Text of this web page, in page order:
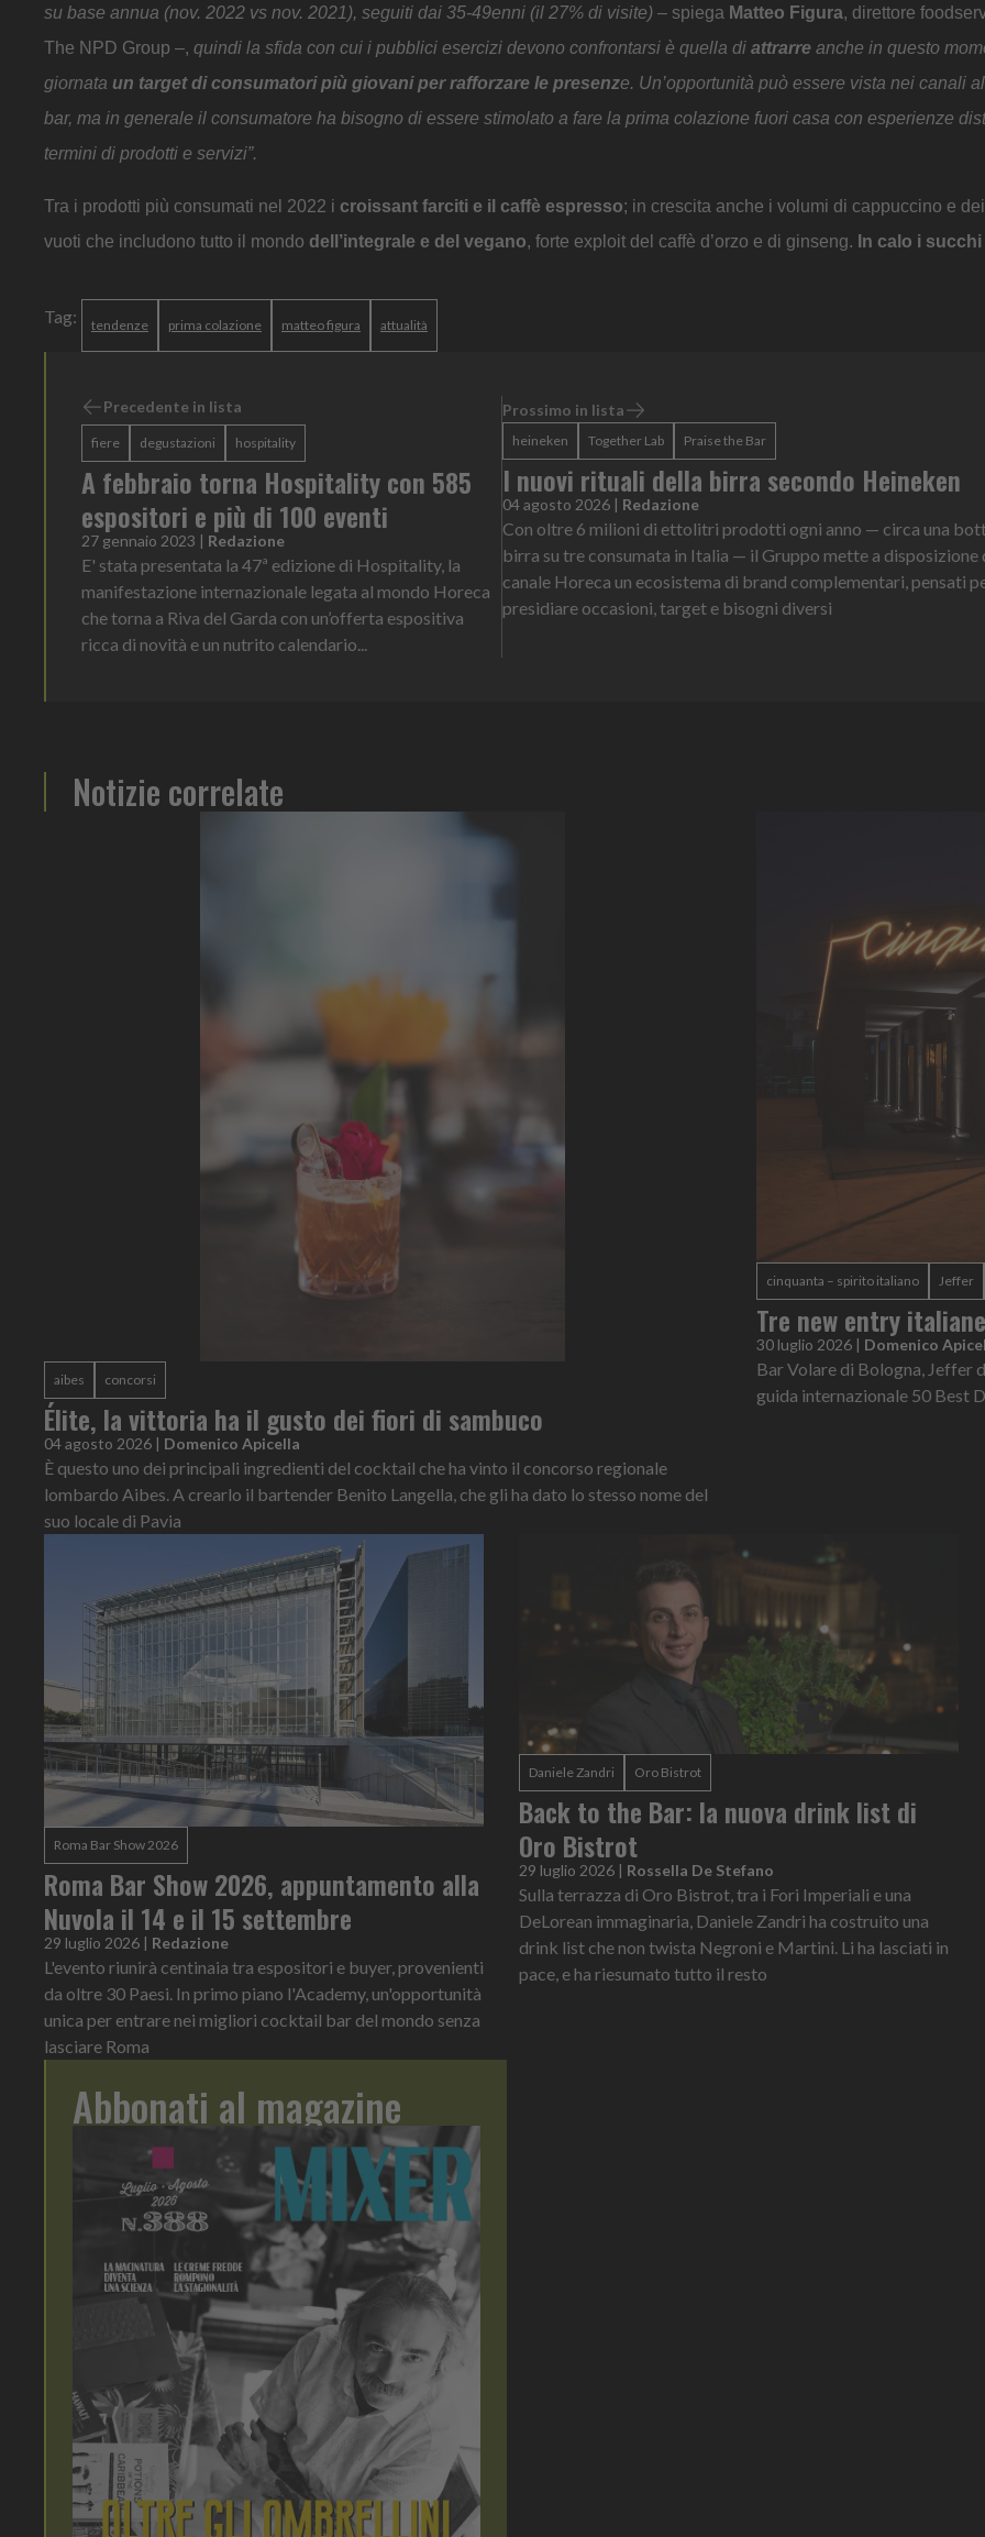
su base annua (nov. 2022 vs nov. 2021), seguiti dai 35-49enni (il 27% di visite) – spiega Matteo Figura, direttore
The NPD Group –, quindi la sfida con cui i pubblici esercizi devono confrontarsi è quella di attrarre anche in questo
giornata un target di consumatori più giovani per rafforzare le presenze. Un’opportunità può essere vista nei canali
bar, ma in generale il consumatore ha bisogno di essere stimolato a fare la prima colazione fuori casa con esperienze
termini di prodotti e servizi”.
Tra i prodotti più consumati nel 2022 i croissant farciti e il caffè espresso; in crescita anche i volumi di cappuccino e
vuoti che includono tutto il mondo dell’integrale e del vegano, forte exploit del caffè d’orzo e di ginseng. In calo i
Tag: tendenze prima colazione matteo figura attualità
Precedente in lista
fiere degustazioni hospitality
A febbraio torna Hospitality con 585
espositori e più di 100 eventi
27 gennaio 2023 | Redazione
E' stata presentata la 47ª edizione di Hospitality, la
manifestazione internazionale legata al mondo Horeca
che torna a Riva del Garda con un’offerta espositiva
ricca di novità e un nutrito calendario...
Prossimo in lista
heineken Together Lab Praise the Bar
I nuovi rituali della birra secondo Heineken
04 agosto 2026 | Redazione
Con oltre 6 milioni di ettolitri prodotti ogni anno — circa una
birra su tre consumata in Italia — il Gruppo mette a disposizione
canale Horeca un ecosistema di brand complementari, pensati
presidiare occasioni, target e bisogni diversi
Notizie correlate
aibes concorsi
Élite, la vittoria ha il gusto dei fiori di sambuco
04 agosto 2026 | Domenico Apicella
È questo uno dei principali ingredienti del cocktail che ha vinto il concorso regionale
lombardo Aibes. A crearlo il bartender Benito Langella, che gli ha dato lo stesso nome del
suo locale di Pavia
cinquanta – spirito italiano Jeffer
Tre new entry
30 luglio 2026 | Domenico
Bar Volare di Bologna, Jeffer
guida internazionale 50 Best
Roma Bar Show 2026
Roma Bar Show 2026, appuntamento alla
Nuvola il 14 e il 15 settembre
29 luglio 2026 | Redazione
L'evento riunirà centinaia tra espositori e buyer, provenienti
da oltre 30 Paesi. In primo piano l'Academy, un'opportunità
unica per entrare nei migliori cocktail bar del mondo senza
lasciare Roma
Daniele Zandri Oro Bistrot
Back to the Bar: la nuova drink list di
Oro Bistrot
29 luglio 2026 | Rossella De Stefano
Sulla terrazza di Oro Bistrot, tra i Fori Imperiali e una
DeLorean immaginaria, Daniele Zandri ha costruito una
drink list che non twista Negroni e Martini. Li ha lasciati in
pace, e ha riesumato tutto il resto
Abbonati al magazine